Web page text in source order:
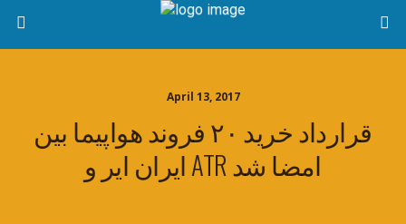
April 13, 2017
قرارداد خرید ۲۰ فروند هواپیما بین
ایران ایر و ATR امضا شد